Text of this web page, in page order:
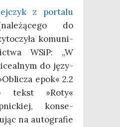
z por­ta­lu
do
komu­ni­
WSiP: „W
do języ­
epok« 2.2
tekst »Roty«
kon­se­
na auto­gra­fie